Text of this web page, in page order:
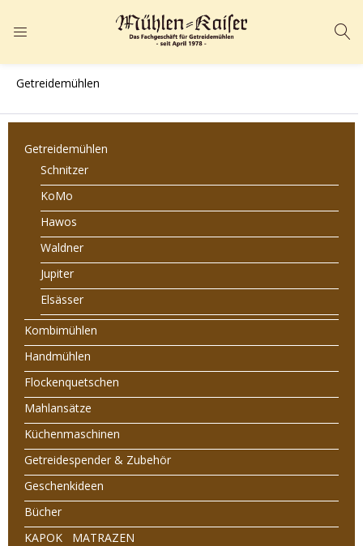
ANMELDEN
Geben Sie Ihren Benutzernamen und Ihr Passwort ein, um sich
anzumelden.
Angemeldet bleiben Passwort vergessen?
Getreidemühlen
Getreidemühlen
Schnitzer
KoMo
Hawos
Waldner
Jupiter
Elsässer
Kombimühlen
Handmühlen
Flockenquetschen
Mahlansätze
Küchenmaschinen
Getreidespender & Zubehör
Geschenkideen
Bücher
KAPOK MATRAZEN